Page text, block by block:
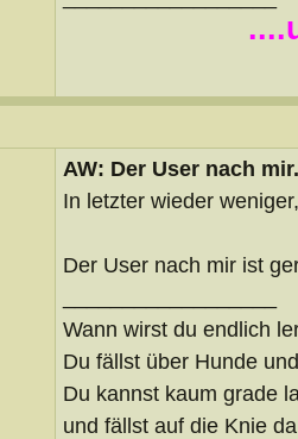
AW: Der User nach
In letzter wieder
Der User nach mir ist
Wann wirst du endlich
Du fällst über Hunde
Du kannst kaum grade
und fällst auf die Knie